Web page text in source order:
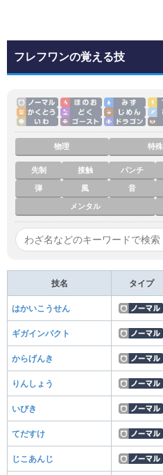
フレフワンの覚える技
物理 特殊
先制 接触 パンチ
弾 風 音
メンタル
技名 タイプ
はかいこうせん
ギガインパクト
からげんき
りんしょう
いびき
てだすけ
じこあんじ